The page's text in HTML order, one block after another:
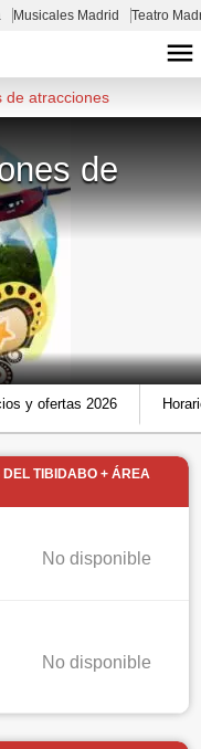
Musicales Madrid Teatro
de atracciones
de
y ofertas 2026
TIBIDABO + ÁREA
No disponible
No disponible